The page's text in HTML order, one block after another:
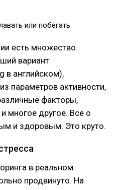
или побегать
есть множество
вариант
в английском),
параметров активности,
факторы,
многое другое. Все о
и здоровым. Это круто.
в реальном
продвинуто. На